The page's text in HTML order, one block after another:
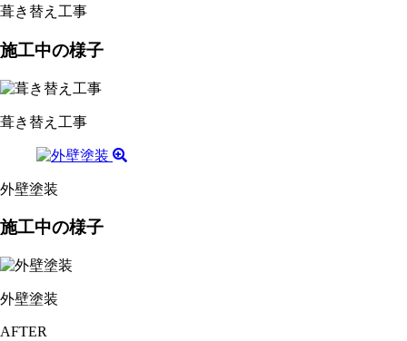
葺き替え工事
施工中の様子
葺き替え工事
外壁塗装
施工中の様子
外壁塗装
AFTER